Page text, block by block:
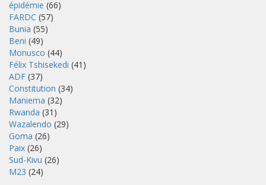
épidémie (66)
FARDC (57)
Bunia (55)
Beni (49)
Monusco (44)
Félix Tshisekedi (41)
ADF (37)
Constitution (34)
Maniema (32)
Rwanda (31)
Wazalendo (29)
Goma (26)
Paix (26)
Sud-Kivu (26)
M23 (24)